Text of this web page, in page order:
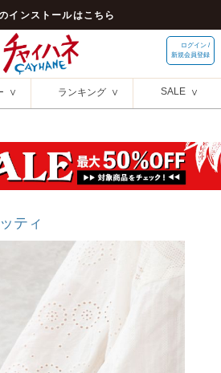
インストールはこちら
ログイン /
新規会員登録
ランキング SALE
ティ